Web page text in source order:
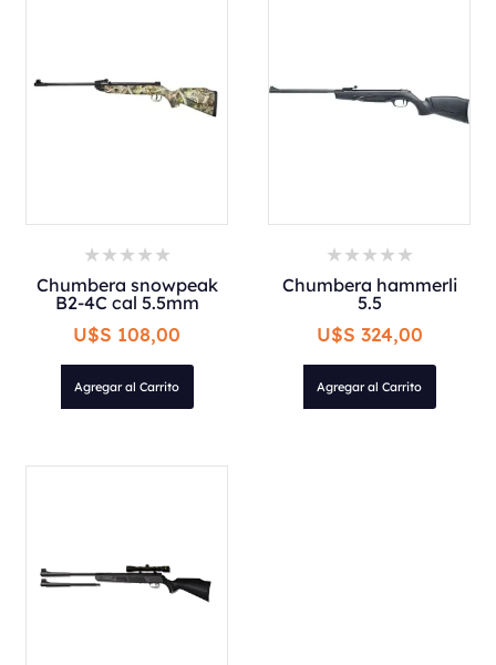
Chumbera snowpeak
B2-4C cal 5.5mm
U$S 108,00
Agregar al Carrito
Chumbera hammerli
5.5
U$S 324,00
Agregar al Carrito